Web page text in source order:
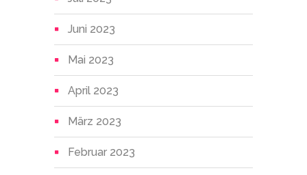
Juni 2023
Mai 2023
April 2023
März 2023
Februar 2023